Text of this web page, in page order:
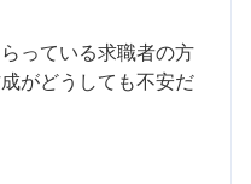
っている求職者の方
がどうしても不安だ